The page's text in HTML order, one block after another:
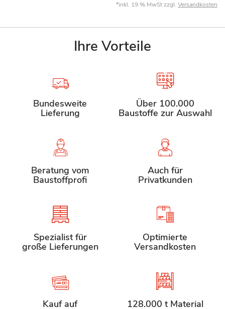
*inkl. 19 % MwSt zzgl. Versandkosten
Ihre Vorteile
Bundesweite
Lieferung
Über 100.000
Baustoffe zur Auswahl
Beratung vom
Baustoffprofi
Auch für
Privatkunden
Spezialist für
große Lieferungen
Optimierte
Versandkosten
Kauf auf 128.000 t Material